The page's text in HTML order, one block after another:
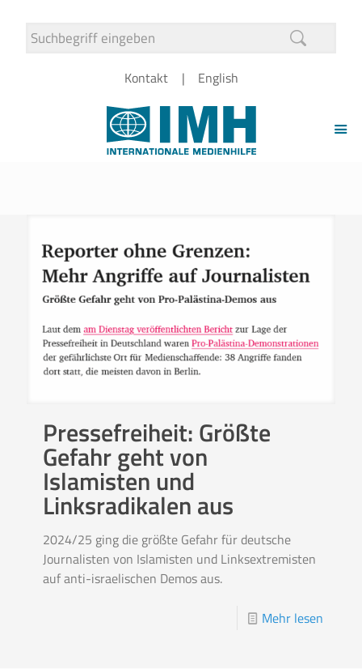
Kontakt English
Pressefreiheit: Größte
Gefahr geht von
Islamisten und
Linksradikalen aus
2024/25 ging die größte Gefahr für deutsche
Journalisten von Islamisten und Linksextremisten
auf anti-israelischen Demos aus.
Mehr lesen